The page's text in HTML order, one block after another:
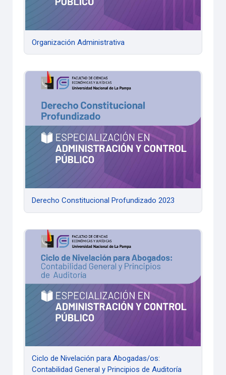
Organización Administrativa
Derecho Constitucional Profundizado 2023
Derecho Constitucional Profundizado 2023
Ciclo de Nivelación para Abogadas/os: Contabilidad
Ciclo de Nivelación para Abogadas/os:
Contabilidad General y Principios de Auditoría